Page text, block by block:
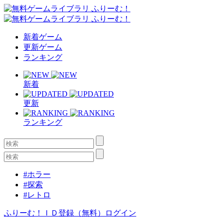
新着ゲーム
更新ゲーム
ランキング
新着
更新
ランキング
#ホラー
#探索
#レトロ
ふりーむ！ＩＤ登録（無料） ログイン